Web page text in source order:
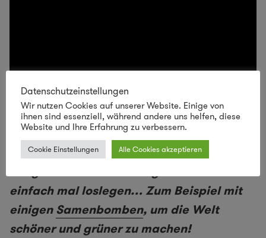
einfach mal loslegen… Zum Beispiel mit
einigenSamenbomben, um die Welt
schöner und grüner zu machen!
Datenschutzeinstellungen
Wir nutzen Cookies auf unserer Website. Einige von
ihnen sind essenziell, während andere uns helfen, diese
Website und Ihre Erfahrung zu verbessern.
Cookie Einstellungen Alle Cookies akzeptieren